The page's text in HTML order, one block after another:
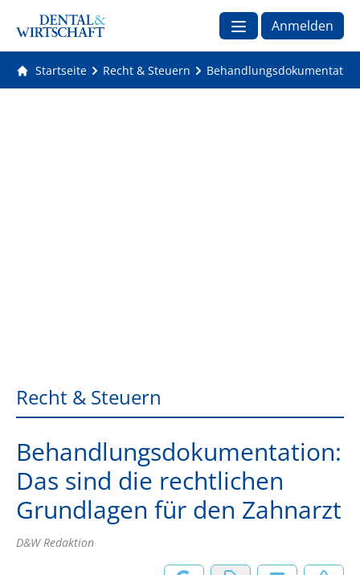
Anmelden
Startseite Recht & Steuern
Recht & Steuern
Behandlungsdokumentation:
Das sind die rechtlichen
Grundlagen für den Zahnarzt
D&W Redaktion